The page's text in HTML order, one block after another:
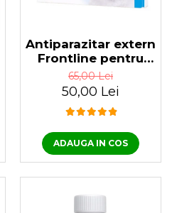
Antiparazitar extern
Frontline pentru
câini spot on 2-10
KG, 1 pipetă
65,00 Lei
50,00 Lei
ADAUGA IN COS